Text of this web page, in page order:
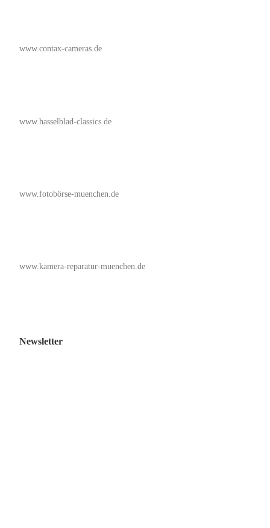
www.contax-cameras.de
www.hasselblad-classics.de
www.fotobörse-muenchen.de
www.kamera-reparatur-muenchen.de
Newsletter